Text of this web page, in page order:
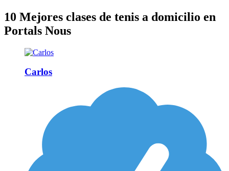
10 Mejores clases de tenis a domicilio en
Portals Nous
Carlos